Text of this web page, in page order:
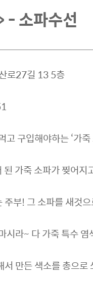
- 소파수선
로27길 13 5층
고 구입해야하는 ‘가
가죽 소파가 찢어지
부! 그 소파를 새것
시라~ 다 가죽 특수
만든 색소를 총으